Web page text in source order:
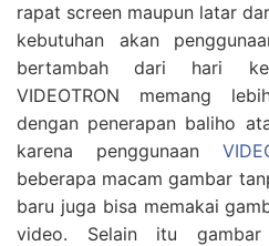
rapat screen maupun latar
kebutuhan akan
bertambah dari hari ke
VIDEOTRON memang
dengan penerapan baliho
karena penggunaan
beberapa macam gambar
baru juga bisa memakai
video. Selain itu